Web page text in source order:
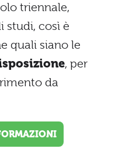
triennale,
studi, così è
quali siano le
, per
da